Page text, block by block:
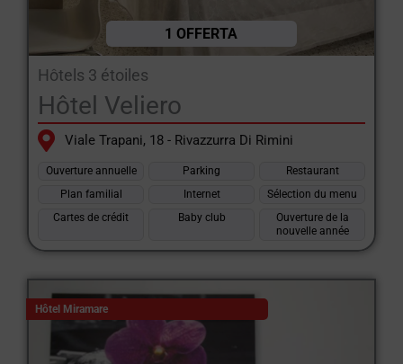
1 OFFERTA
Hôtels 3 étoiles
Hôtel Veliero
Viale Trapani, 18 - Rivazzurra Di Rimini
Ouverture annuelle Parking
Restaurant
Plan familial
Internet
Sélection du menu
Cartes de crédit
Baby club
Ouverture de la
nouvelle année
Hôtel Miramare